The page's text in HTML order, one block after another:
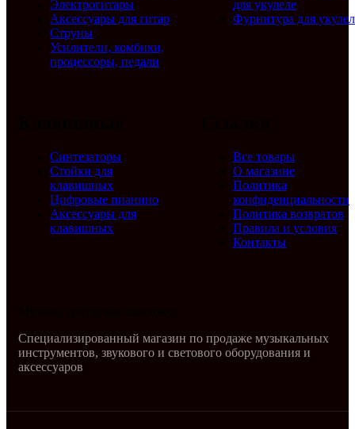
Электрогитары
Аксессуары для гитар
Струны
Усилители, комбики,
процессоры, педали
для укулеле
Фурнитура для
Синтезаторы
Стойки для
клавишных
Цифровые пианино
Аксессуары для
клавишных
Все товары
О магазине
Политика
конфиденциальности
Политика возвратов
Правила и условия
Контакты
Специализированный магазин по продаже музыкальных
инструментов, звукового и светового оборудования и
аксессуаров